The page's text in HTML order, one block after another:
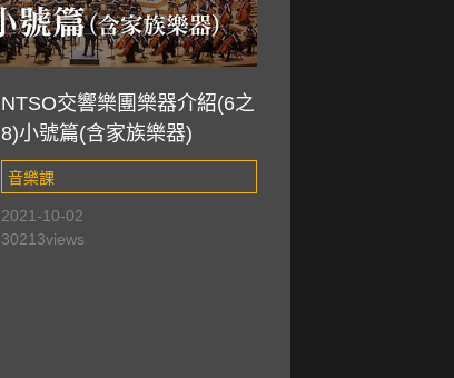
NTSO交響樂團樂器介紹(6之
8)小號篇(含家族樂器)
音樂課
2021-10-02
30213views